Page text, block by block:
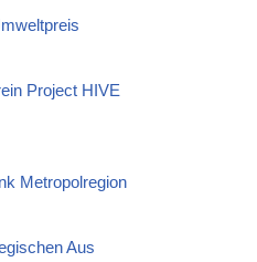
Project HIVE
Metropolregion
Aus